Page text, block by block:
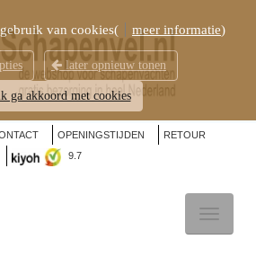
OPENINGSTIJDEN
RETOUR
9.7
van cookies( meer informatie)
later opnieuw tonen
ga akkoord met cookies